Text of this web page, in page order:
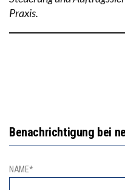
Praxis.
Benachrichtigung bei
NAME*